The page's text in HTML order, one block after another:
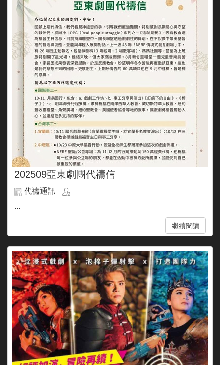
202509亞東劇團代禱信
代禱通訊
...
繼續閱讀